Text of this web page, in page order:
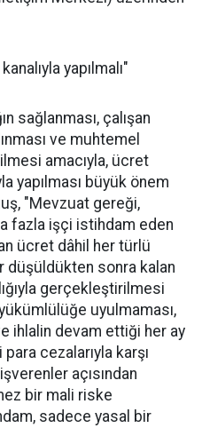
yapılmalı"
sağlanması, çalışan
ve muhtemel
amacıyla, ücret
yapılması büyük önem
"Mevzuat gereği,
fazla işçi istihdam eden
ücret dâhil her türlü
düşüldükten sonra kalan
gerçekleştirilmesi
uyulmaması,
ihlalin devam ettiği her ay
para cezalarıyla karşı
açısından
bir mali riske
sadece yasal bir